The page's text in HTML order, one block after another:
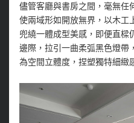
儘管客廳與書房之間，毫無任
使兩域形如開放無界，以木工
兜繞一體成型美感，即便直樑
邊際，拉引一曲柔弧黑色燈帶
為空間立體度，捏塑獨特細緻